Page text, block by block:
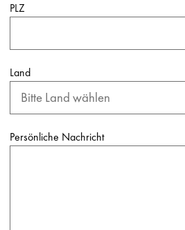
PLZ
Land
Persönliche Nachricht